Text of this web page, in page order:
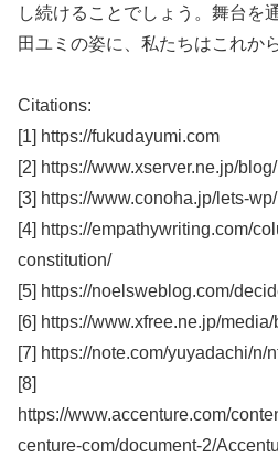
し続けることでしょう。舞台を
田ユミの姿に、私たちはこれか
Citations:
[1] https://fukudayumi.com
[2] https://www.xserver.ne.jp/
[3] https://www.conoha.jp/lets-
[4] https://empathywriting.com/
constitution/
[5] https://noelsweblog.com/
[6] https://www.xfree.ne.jp/
[7] https://note.com/yuyadachi/n/
[8]
https://www.accenture.com/
centure-com/document-2/